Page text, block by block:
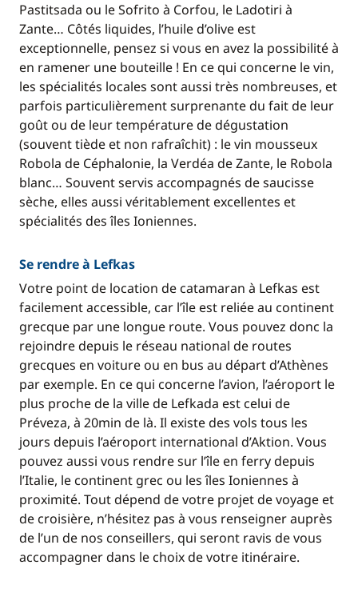
Pastitsada ou le Sofrito à Corfou, le Ladotiri à
Zante… Côtés liquides, l’huile d’olive est
exceptionnelle, pensez si vous en avez la possibilité à
en ramener une bouteille ! En ce qui concerne le vin,
les spécialités locales sont aussi très nombreuses, et
parfois particulièrement surprenante du fait de leur
goût ou de leur température de dégustation
(souvent tiède et non rafraîchit) : le vin mousseux
Robola de Céphalonie, la Verdéa de Zante, le Robola
blanc… Souvent servis accompagnés de saucisse
sèche, elles aussi véritablement excellentes et
spécialités des îles Ioniennes.
Se rendre à Lefkas
Votre point de location de catamaran à Lefkas est
facilement accessible, car l’île est reliée au continent
grecque par une longue route. Vous pouvez donc la
rejoindre depuis le réseau national de routes
grecques en voiture ou en bus au départ d’Athènes
par exemple. En ce qui concerne l’avion, l’aéroport le
plus proche de la ville de Lefkada est celui de
Préveza, à 20min de là. Il existe des vols tous les
jours depuis l’aéroport international d’Aktion. Vous
pouvez aussi vous rendre sur l’île en ferry depuis
l’Italie, le continent grec ou les îles Ioniennes à
proximité. Tout dépend de votre projet de voyage et
de croisière, n’hésitez pas à vous renseigner auprès
de l’un de nos conseillers, qui seront ravis de vous
accompagner dans le choix de votre itinéraire.